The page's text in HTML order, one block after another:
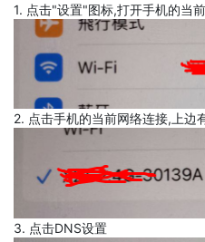
1. 点击"设置"图标,打开手机的当
2. 点击手机的当前网络连接,上边
3. 点击DNS设置